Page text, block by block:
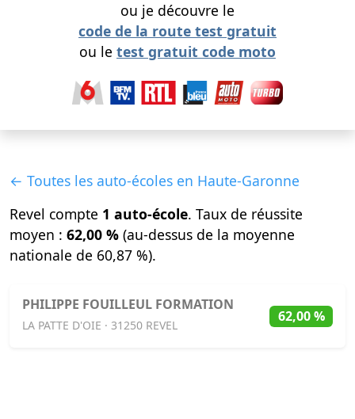
ou je découvre le
code de la route test gratuit
ou le test gratuit code moto
← Toutes les auto-écoles en Haute-Garonne
Revel compte 1 auto-école. Taux de réussite
moyen : 62,00 % (au-dessus de la moyenne
nationale de 60,87 %).
PHILIPPE FOUILLEUL FORMATION
LA PATTE D'OIE · 31250 REVEL
62,00 %